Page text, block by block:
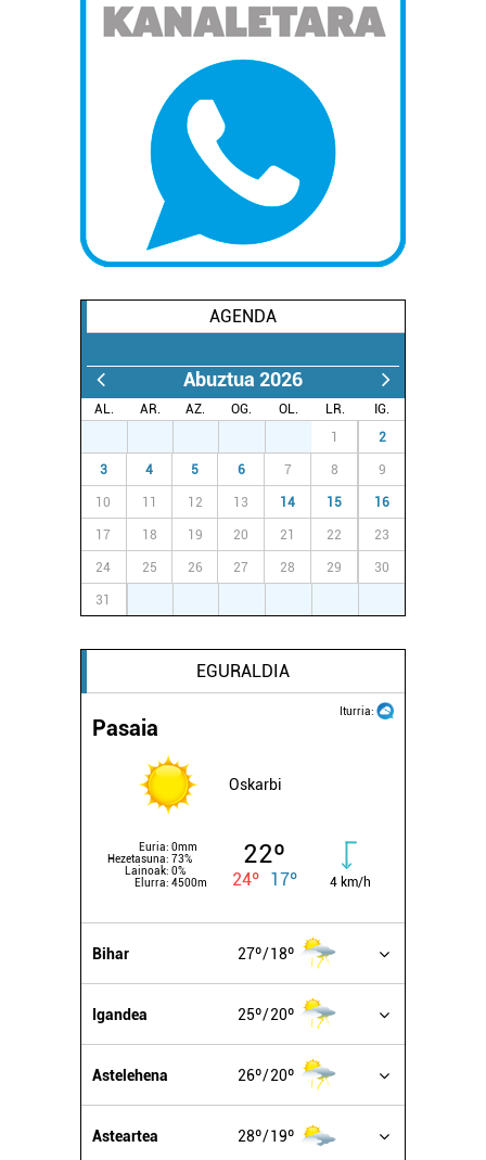
AGENDA
Abuztua 2026
AL. AR. AZ. OG. OL. LR.
IG.
1 2
3 4 5 6 7 8 9
10 11 12 13 14 15 16
17 18 19 20 21 22 23
24 25 26 27 28 29 30
31
EGURALDIA
Iturria:
Pasaia
Oskarbi
Euria: 0mm
Hezetasuna: 73%
Lainoak: 0%
Elurra: 4500m
22º
24º 17º 4 km/h
Bihar 27º 18º
Igandea 25º 20º
Astelehena 26º 20º
Asteartea 28º 19º